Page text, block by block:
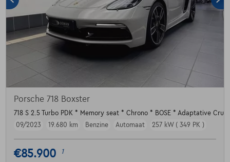
Porsche 718 Boxster
718 S 2.5 Turbo PDK * Memory seat * Chrono * BOSE * Adaptative
09/2023
19.680 km Benzine Automaat 257 kW ( 349 PK )
€85.900 1